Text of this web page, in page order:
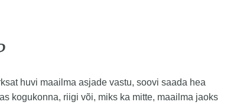
huvi maailma asjade vastu, soovi saada hea
kogukonna, riigi või, miks ka mitte, maailma jaoks